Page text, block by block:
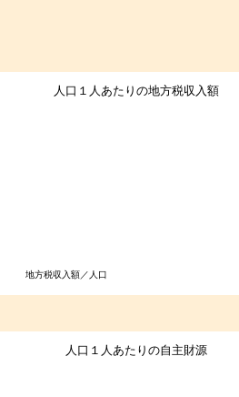
人口１人あたりの地方税収入額
地方税収入額／人口
人口１人あたりの自主財源